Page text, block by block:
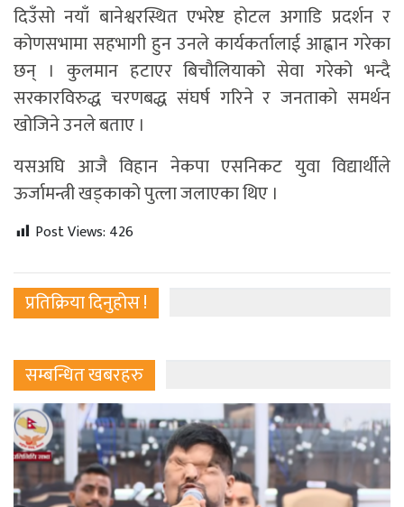
दिउँसो नयाँ बानेश्वरस्थित एभरेष्ट होटल अगाडि प्रदर्शन र
कोणसभामा सहभागी हुन उनले कार्यकर्तालाई आह्वान गरेका
छन् । कुलमान हटाएर बिचौलियाको सेवा गरेको भन्दै
सरकारविरुद्ध चरणबद्ध संघर्ष गरिने र जनताको समर्थन
खोजिने उनले बताए ।
यसअघि आजै विहान नेकपा एसनिकट युवा विद्यार्थीले
ऊर्जामन्त्री खड्काको पुत्ला जलाएका थिए ।
Post Views: 426
प्रतिक्रिया दिनुहोस !
सम्बन्धित खबरहरु